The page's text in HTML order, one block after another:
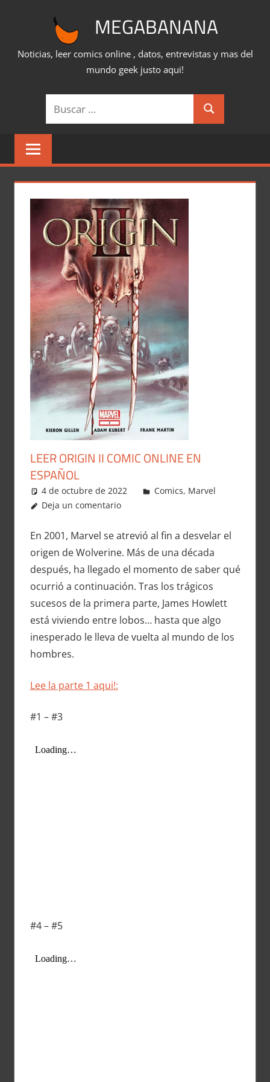
MEGABANANA
Noticias, leer comics online , datos, entrevistas y mas del
mundo geek justo aqui!
Buscar:
Buscar
LEER ORIGIN II COMIC ONLINE EN
ESPAÑOL
4 de octubre de 2022 Carlitox Banana
Comics, Marvel
Deja un comentario
En 2001, Marvel se atrevió al fin a desvelar el
origen de Wolverine. Más de una década
después, ha llegado el momento de saber qué
ocurrió a continuación. Tras los trágicos
sucesos de la primera parte, James Howlett
está viviendo entre lobos… hasta que algo
inesperado le lleva de vuelta al mundo de los
hombres.
Lee la parte 1 aqui!:
#1 – #3
#4 – #5